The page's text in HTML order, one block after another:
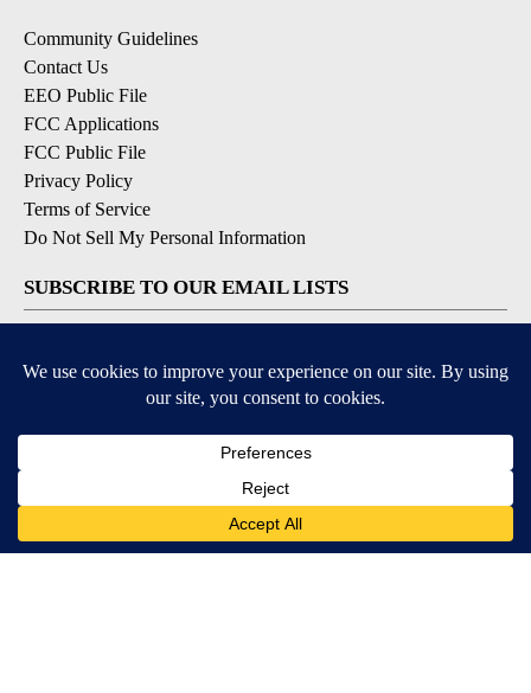
Community Guidelines
Contact Us
EEO Public File
FCC Applications
FCC Public File
Privacy Policy
Terms of Service
Do Not Sell My Personal Information
SUBSCRIBE TO OUR EMAIL LISTS
DOWNLOAD OUR APPS
Available for iOS and Android